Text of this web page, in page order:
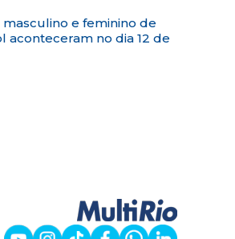
masculino e feminino de
aconteceram no dia 12 de